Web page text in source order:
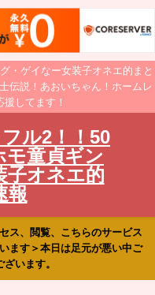
・ゲイなー女装子オネエ的まと
伝説！あおいちゃん！ホームレ
してます！
ル2！！50
モ童貞ギン
子オネエ的
報
ス、閲覧、こちらのサービス
ます＞本日は足元が悪い中ご
います。